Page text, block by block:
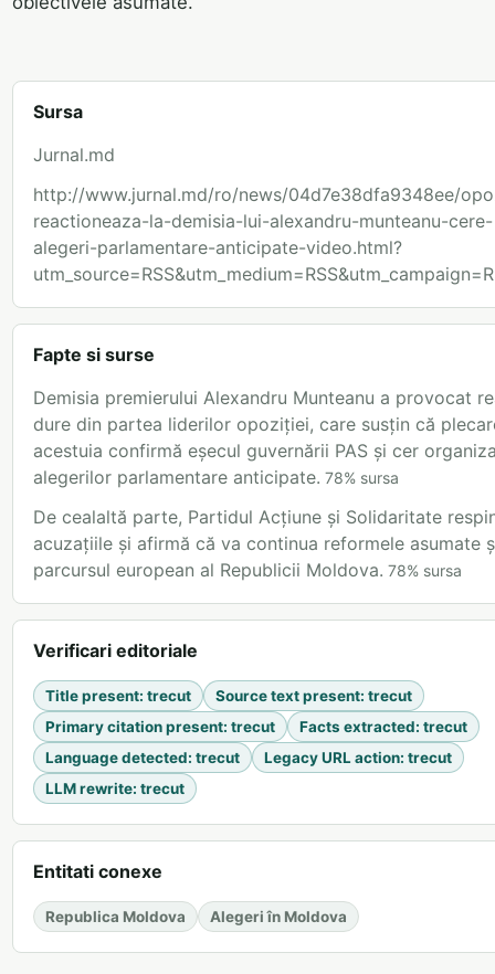
Sursa
Jurnal.md
http://www.jurnal.md/ro/news/04d7e38dfa9348ee/
reactioneaza-la-demisia-lui-alexandru-munteanu-cere-
alegeri-parlamentare-anticipate-video.html?
Fapte si surse
Demisia premierului Alexandru Munteanu a provocat
dure din partea liderilor opoziției, care susțin că
acestuia confirmă eșecul guvernării PAS și cer
alegerilor parlamentare anticipate. 78% sursa
De cealaltă parte, Partidul Acțiune și Solidaritate
acuzațiile și afirmă că va continua reformele asumate
parcursul european al Republicii Moldova. 78% sursa
Verificari editoriale
Title present: trecut Source text present: trecut
Primary citation present: trecut Facts extracted: trecut
Language detected: trecut Legacy URL action: trecut
LLM rewrite: trecut
Entitati conexe
Republica Moldova Alegeri în Moldova